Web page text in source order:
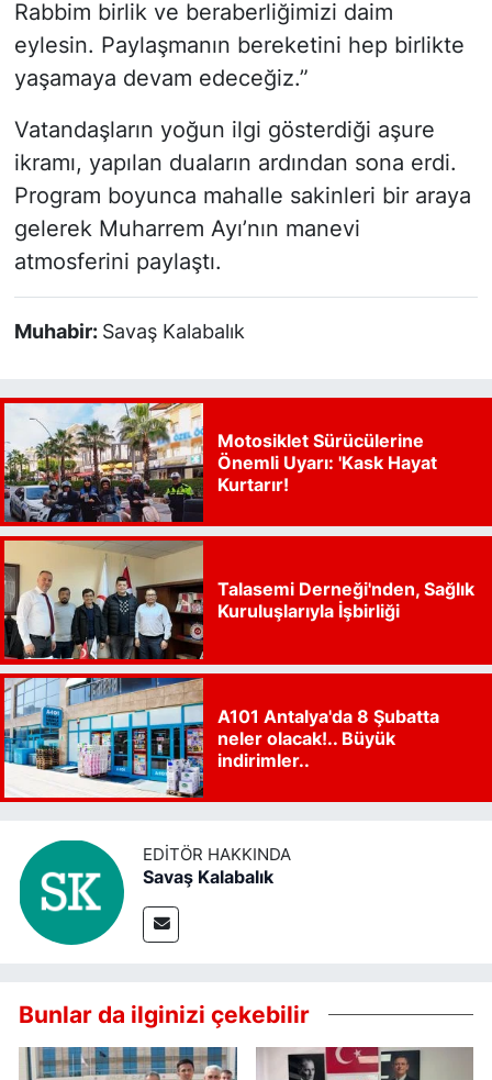
Rabbim birlik ve beraberliğimizi daim
eylesin. Paylaşmanın bereketini hep birlikte
yaşamaya devam edeceğiz.”
Vatandaşların yoğun ilgi gösterdiği aşure
ikramı, yapılan duaların ardından sona erdi.
Program boyunca mahalle sakinleri bir araya
gelerek Muharrem Ayı’nın manevi
atmosferini paylaştı.
Muhabir: Savaş Kalabalık
Motosiklet Sürücülerine
Önemli Uyarı: 'Kask Hayat
Kurtarır!
Talasemi Derneği'nden, Sağlık
Kuruluşlarıyla İşbirliği
A101 Antalya'da 8 Şubatta
neler olacak!.. Büyük
indirimler..
EDITÖR HAKKINDA
Savaş Kalabalık
Bunlar da ilginizi çekebilir